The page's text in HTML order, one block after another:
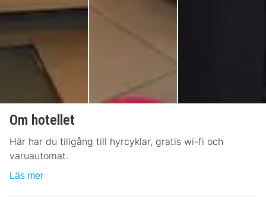
Om hotellet
Här har du tillgång till hyrcyklar, gratis wi-fi och
varuautomat.
Läs mer